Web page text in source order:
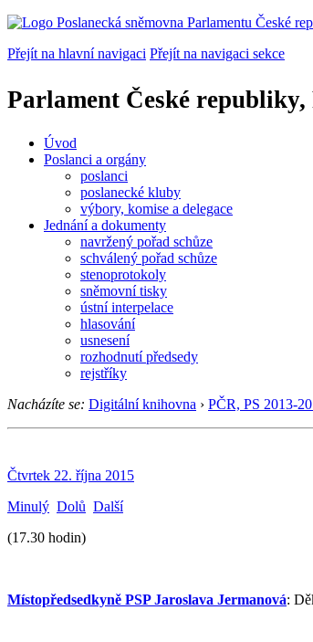
Přejít na hlavní navigaci Přejít na navigaci sekce
Parlament České republiky,
Úvod
Poslanci a orgány
poslanci
poslanecké kluby
výbory, komise a delegace
Jednání a dokumenty
navržený pořad schůze
schválený pořad schůze
stenoprotokoly
sněmovní tisky
ústní interpelace
hlasování
usnesení
rozhodnutí předsedy
rejstříky
Nacházíte se: Digitální knihovna › PČR, PS 2013-
Čtvrtek 22. října 2015
Minulý Dolů Další
(17.30 hodin)
Místopředsedkyně PSP Jaroslava Jermanová: